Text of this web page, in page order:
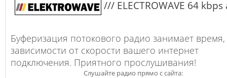
/// ELECTROWAVE 64 kbps
Буферизация потокового радио занимает время,
зависимости от скорости вашего интернет
подключения. Приятного прослушивания!
Слушайте радио прямо с сайта: